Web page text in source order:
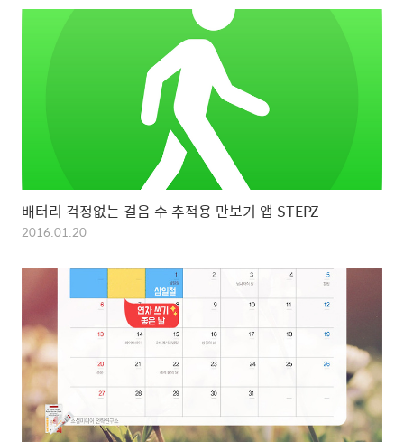
배터리 걱정없는 걸음 수 추적용 만보기 앱 STEPZ
2016.01.20